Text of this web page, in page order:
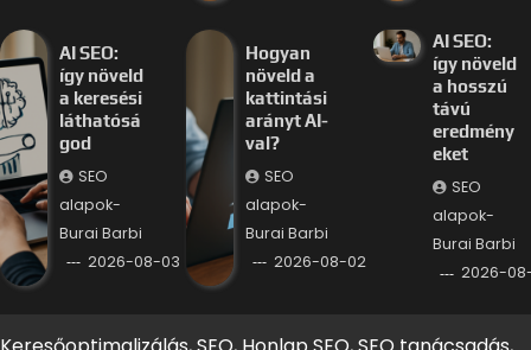
AI SEO:
így növeld
a keresési
láthatósá
god
SEO
alapok-
Burai Barbi
2026-08-03
Hogyan
növeld a
kattintási
arányt AI-
val?
SEO
alapok-
Burai Barbi
2026-08-02
AI SEO:
így növeld
a hosszú
távú
eredmény
eket
SEO
alapok-
Burai Barbi
2026-